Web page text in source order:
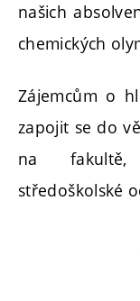
našich
chemických
Zájemcům o
zapojit se do
na fakultě,
středoškolské